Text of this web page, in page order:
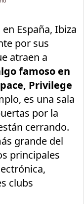
España, Ibiza
por sus
atraen a
famoso en
Privilege
es una sala
por la
cerrando.
grande del
principales
clubs